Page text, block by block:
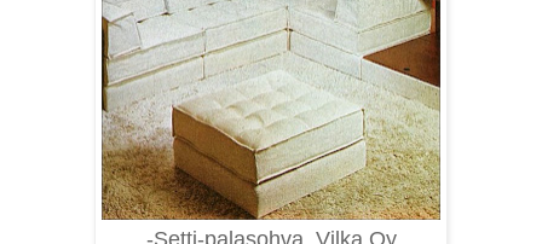
-Setti-palasohva, Vilka Oy